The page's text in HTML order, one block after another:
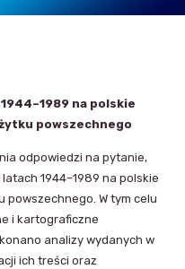
na polskie
powszechnego
odpowiedzi na pytanie,
1944–1989 na polskie
W tym celu
i kartograficzne
analizy wydanych w
ich treści oraz